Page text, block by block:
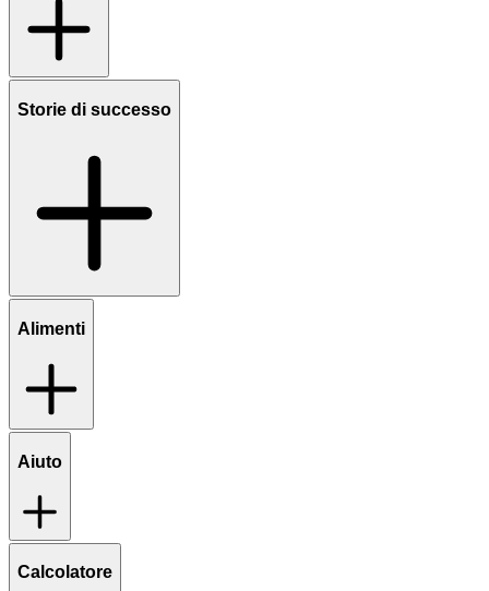
Storie di successo
Alimenti
Aiuto
Calcolatore